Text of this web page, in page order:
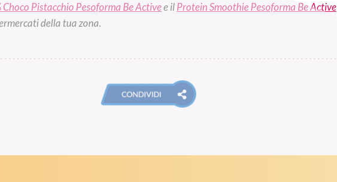
Pistacchio Pesoforma Be Activee ilProtein Smoothie Pesoforma Be Active
della tua zona.